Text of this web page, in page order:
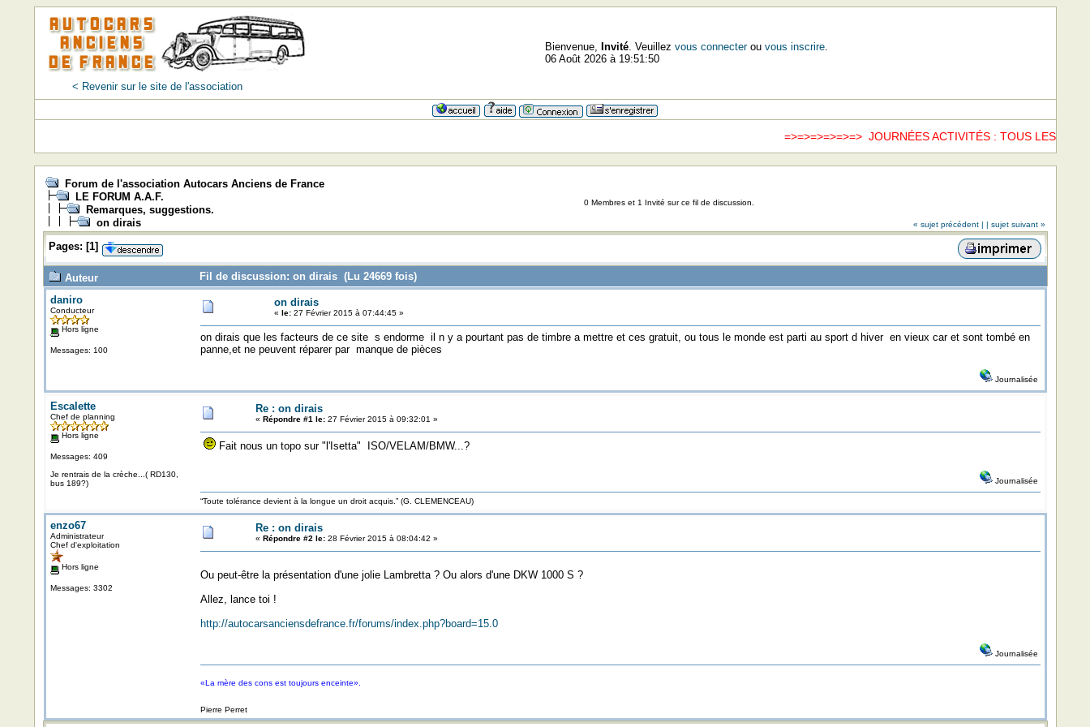
< Revenir sur le site de l'association
Bienvenue, Invité. Veuillez vous connecterou vous inscrire.
06 Août 2026 à 19:51:50
=>=>=>=>=>=> JOURNÉES ACTIVITÉS : TOUS LES
Forum de l'association Autocars Anciens de France
LE FORUM A.A.F.
Remarques, suggestions.
on dirais
0 Membres et 1 Invité sur ce fil de discussion.
« sujet précédent | | sujet suivant »
Pages: [1]
Auteur
Fil de discussion: on dirais (Lu 24669 fois)
daniro
Conducteur
Hors ligne
Messages: 100
on dirais
« le:27 Février 2015 à 07:44:45 »
on dirais que les facteurs de ce site s endorme il n y a pourtant pas de timbre a mettre et ces gratuit, ou tous le monde est parti au sport d hiver en vieux car et sont tombé en
panne,et ne peuvent réparer par manque de pièces
Journalisée
Escalette
Chef de planning
Hors ligne
Messages: 409
Je rentrais de la crèche...( RD130,
bus 189?)
Re : on dirais
« Répondre #1 le:27 Février 2015 à 09:32:01 »
Fait nous un topo sur "l'Isetta" ISO/VELAM/BMW...?
Journalisée
“Toute tolérance devient à la longue un droit acquis.” (G. CLEMENCEAU)
enzo67
Administrateur
Chef d'exploitation
Hors ligne
Messages: 3302
Re : on dirais
« Répondre #2 le:28 Février 2015 à 08:04:42 »
Ou peut-être la présentation d'une jolie Lambretta ? Ou alors d'une DKW 1000 S ?
Allez, lance toi !
http://autocarsanciensdefrance.fr/forums/index.php?board=15.0
Journalisée
«La mère des cons est toujours enceinte».
Pierre Perret